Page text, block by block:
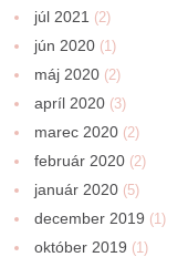
júl 2021 (2)
jún 2020 (1)
máj 2020 (2)
apríl 2020 (3)
marec 2020 (2)
február 2020 (2)
január 2020 (5)
december 2019 (1)
október 2019 (1)